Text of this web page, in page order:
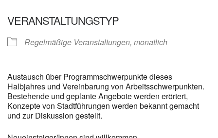
VERANSTALTUNGSTYP
Regelmäßige Veranstaltungen, monatlich
Austausch über Programmschwerpunkte dieses
Halbjahres und Vereinbarung von Arbeitsschwerpunkten.
Bestehende und geplante Angebote werden erörtert,
Konzepte von Stadtführungen werden bekannt gemacht
und zur Diskussion gestellt.